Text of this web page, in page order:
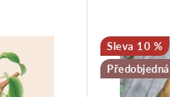
10 %